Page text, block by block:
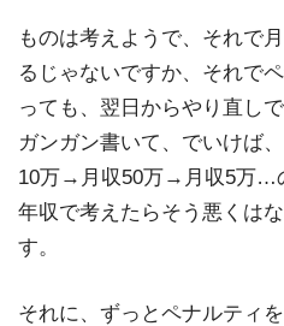
ものは考えようで、それで
るじゃないですか、それで
っても、翌日からやり直し
ガンガン書いて、でいけば
10万→月収50万→月収5万…
年収で考えたらそう悪くは
す。
それに、ずっとペナルティ